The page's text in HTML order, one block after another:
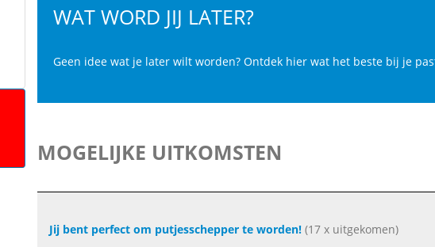
WAT WORD JIJ LATER?
Geen idee wat je later wilt worden? Ontdek hier wat het beste bij je
MOGELIJKE UITKOMSTEN
Jij bent perfect om putjesschepper te worden!(17 x uitgekomen)